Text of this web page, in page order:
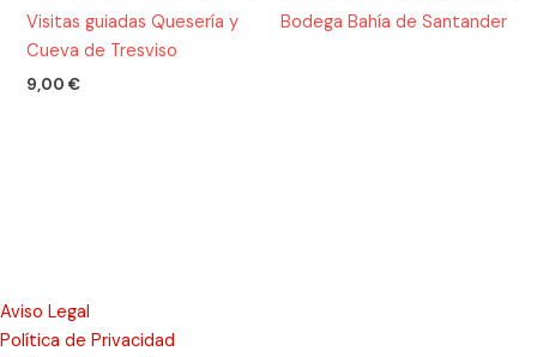
Visitas guiadas Quesería y
Cueva de Tresviso
9,00€
Bodega Bahía de Santander
Aviso Legal
Política de Privacidad